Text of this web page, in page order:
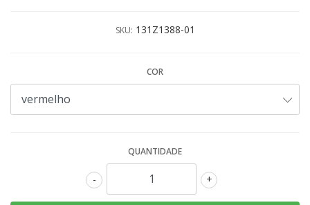
SKU: 131Z1388-01
COR
QUANTIDADE
+
-